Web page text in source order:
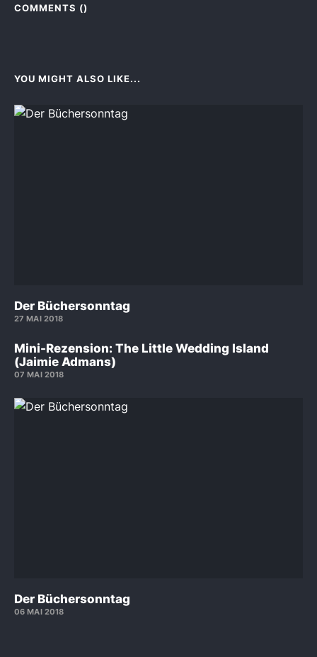
COMMENTS ()
YOU MIGHT ALSO LIKE...
Der Büchersonntag
27 MAI 2018
Mini-Rezension: The Little Wedding Island
(Jaimie Admans)
07 MAI 2018
Der Büchersonntag
06 MAI 2018